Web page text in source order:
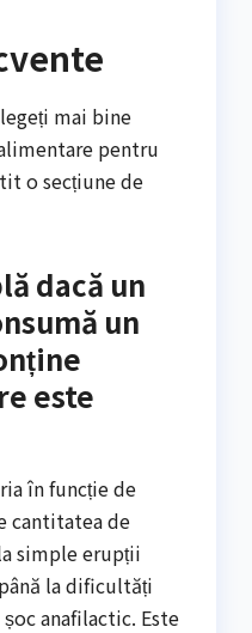
mai bine
pentru
o secțiune de
dacă un
un
este
în funcție de
cantitatea de
simple erupții
la dificultăți
anafilactic. Este